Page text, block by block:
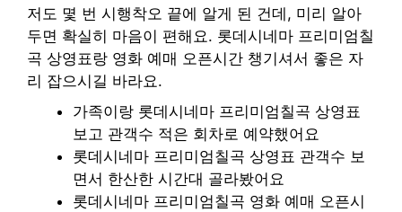
저도 몇 번 시행착오 끝에 알게 된 건데, 미리 알아
두면 확실히 마음이 편해요. 롯데시네마 프리미엄칠
곡 상영표랑 영화 예매 오픈시간 챙기셔서 좋은 자
리 잡으시길 바라요.
가족이랑 롯데시네마 프리미엄칠곡 상영표
보고 관객수 적은 회차로 예약했어요
롯데시네마 프리미엄칠곡 상영표 관객수 보
면서 한산한 시간대 골라봤어요
롯데시네마 프리미엄칠곡 영화 예매 오픈시